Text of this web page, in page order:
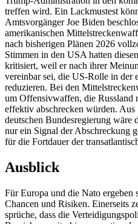
treffen wird. Ein Lackmustest
Amtsvorgänger Joe Biden
amerikanischen
nach bisherigen Plänen 2026
Stimmen in den USA hatten
kritisiert, weil er nach ihrer
vereinbar sei, die US-Rolle in der
reduzieren. Bei den
um Offensivwaffen, die Russland
effektiv ab­schrecken würden.
deutschen Bundesregierung wäre
nur ein Signal der Abschreckung
für die Fortdauer der
Ausblick
Für Europa und die Nato ergeben
Chancen und Risiken. Einerseits
sprüche, dass die